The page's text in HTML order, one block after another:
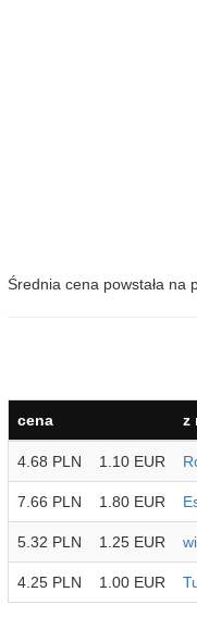
Średnia cena powstała na
cena z
4.68 PLN 1.10 EUR
7.66 PLN 1.80 EUR
5.32 PLN 1.25 EUR
4.25 PLN 1.00 EUR